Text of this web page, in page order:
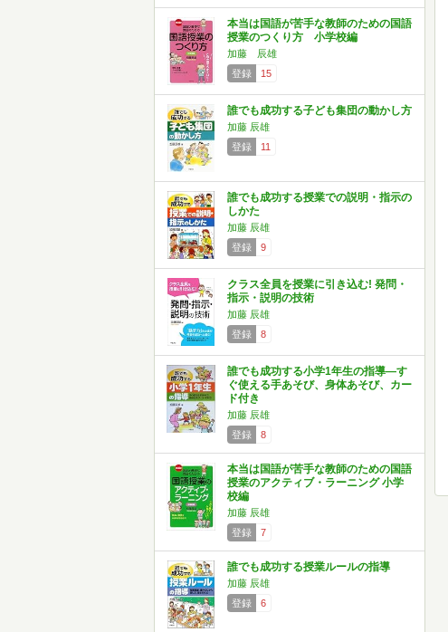
本当は国語が苦手な教師のための国語
授業のつくり方 小学校編
加藤 辰雄
登録
15
誰でも成功する子ども集団の動かし方
加藤 辰雄
登録
11
誰でも成功する授業での説明・指示の
しかた
加藤 辰雄
登録
9
クラス全員を授業に引き込む! 発問・
指示・説明の技術
加藤 辰雄
登録
8
誰でも成功する小学1年生の指導―す
ぐ使える手あそび、身体あそび、カー
ド付き
加藤 辰雄
登録
8
本当は国語が苦手な教師のための国語
授業のアクティブ・ラーニング 小学
校編
加藤 辰雄
登録
7
誰でも成功する授業ルールの指導
加藤 辰雄
登録
6